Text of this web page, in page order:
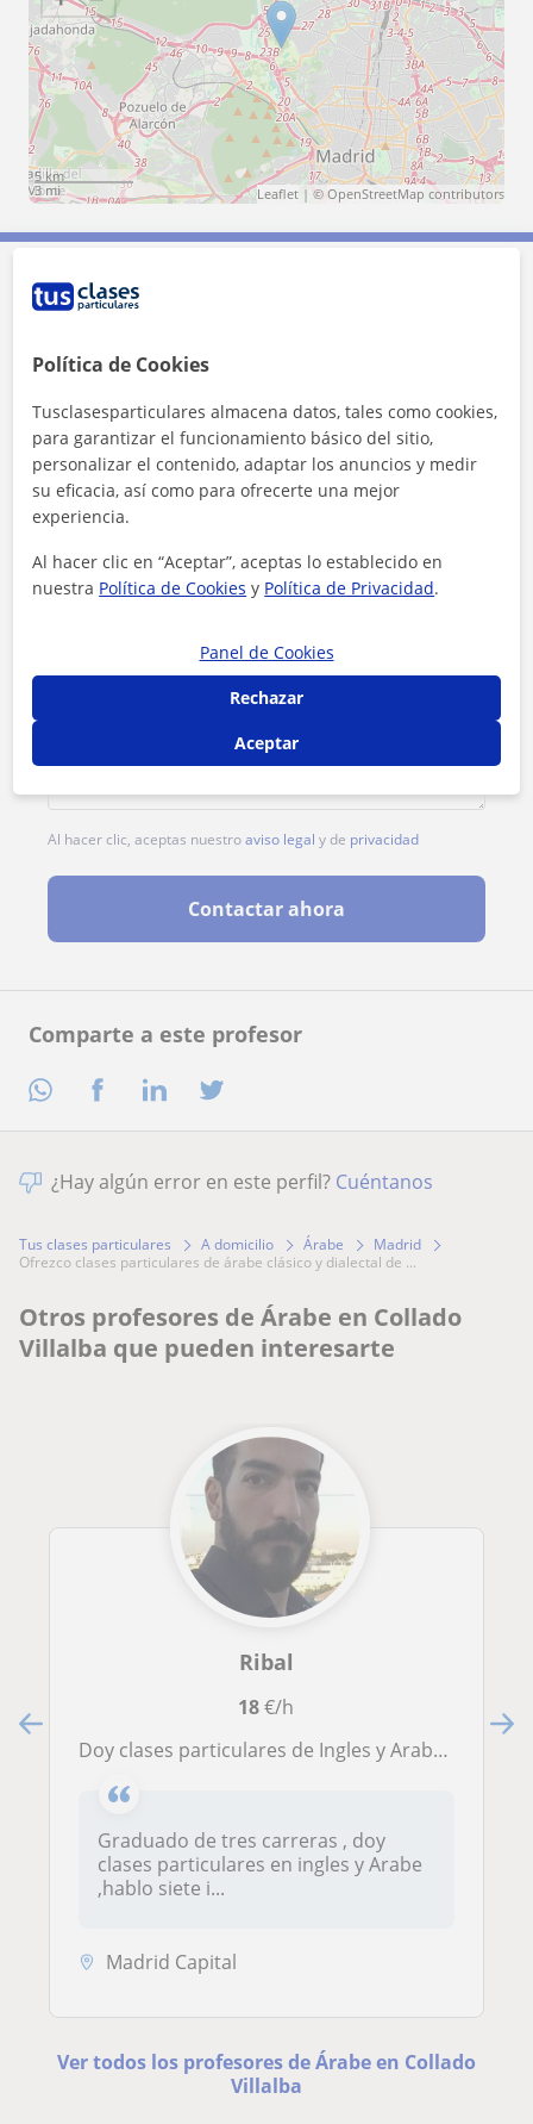
Comparte a este profesor
5 km
3 mi
Leaflet | © OpenStreetMap contributors
Contacta con Asmae
Tarifa
1ª clase gratis
Al hacer clic, aceptas nuestroaviso legal y de privacidad
Contactar ahora
¿Hay algún error en este perfil? Cuéntanos
Tus clases particulares A domicilio Árabe
Madrid
ofrezco clases particulares de árabe clásico y dialectal de ...
Otros profesores de Árabe en Collado
Villalba que pueden interesarte
Ribal
18€/h
doy clases particulares de Ingles y Arabe , conversación , gramática
Graduado de tres carreras , doy
clases particulares en ingles y Arabe
,hablo siete i...
Madrid Capital
Ver todos los profesores de Árabe en Collado
Villalba
Política de Cookies
Tusclasesparticulares almacena datos, tales como cookies,
para garantizar el funcionamiento básico del sitio,
personalizar el contenido, adaptar los anuncios y medir
su eficacia, así como para ofrecerte una mejor
experiencia.
Al hacer clic en “Aceptar”, aceptas lo establecido en
nuestra Política de Cookies y Política de Privacidad.
Panel de Cookies
Rechazar
Aceptar